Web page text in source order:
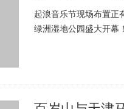
起浪音乐节现场布置正
绿洲湿地公园盛大开